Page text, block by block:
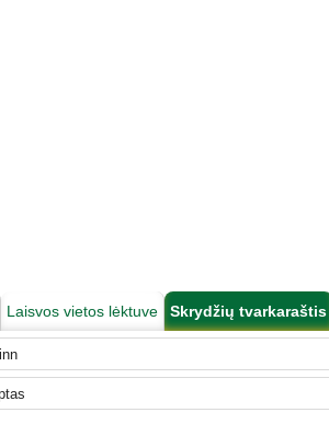
Laisvos vietos lėktuve Skrydžių tvarkaraštis